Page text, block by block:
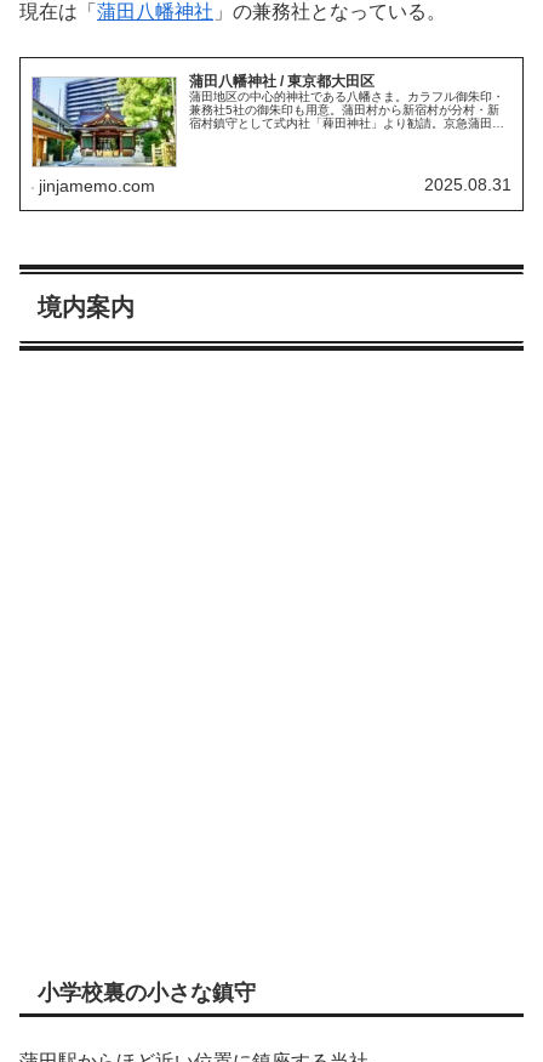
現在は「 蒲田八幡神社 」の兼務社となっている。
蒲田八幡神社 / 東京都大田区
蒲田地区の中心的神社である八幡さま。カラフル御朱印・
兼務社5社の御朱印も用意。蒲田村から新宿村が分村・新
宿村鎮守として式内社「薭田神社」より勧請。京急蒲田駅
jinjamemo.com 2025.08.31
境内案内
小学校裏の小さな鎮守